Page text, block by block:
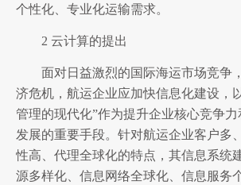
个性化、专业化运输需求。
2 云计算的提出
面对日益激烈的国际海运市场竞争
济危机，航运企业应加快信息化建设，
管理的现代化”作为提升企业核心竞争
发展的重要手段。针对航运企业客户多
性高、代理全球化的特点，其信息系统
源多样化、信息网络全球化、信息服务